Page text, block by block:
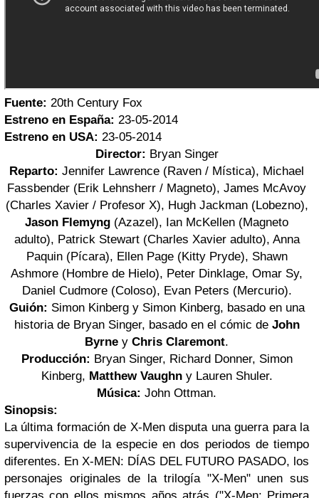
Fuente: 20th Century Fox
Estreno en España: 23-05-2014
Estreno en USA: 23-05-2014
Director: Bryan Singer
Reparto: Jennifer Lawrence (Raven / Mística), Michael
Fassbender (Erik Lehnsherr / Magneto), James McAvoy
(Charles Xavier / Profesor X), Hugh Jackman (Lobezno),
Jason Flemyng (Azazel), Ian McKellen (Magneto
adulto), Patrick Stewart (Charles Xavier adulto), Anna
Paquin (Pícara), Ellen Page (Kitty Pryde), Shawn
Ashmore (Hombre de Hielo), Peter Dinklage, Omar Sy,
Daniel Cudmore (Coloso), Evan Peters (Mercurio).
Guión: Simon Kinberg y Simon Kinberg, basado en una
historia de Bryan Singer, basado en el cómic de John
Byrne y Chris Claremont.
Producción: Bryan Singer, Richard Donner, Simon
Kinberg, Matthew Vaughny Lauren Shuler.
Música: John Ottman.
Sinopsis:
La última formación de X-Men disputa una guerra para la
supervivencia de la especie en dos periodos de tiempo
diferentes. En X-MEN: DÍAS DEL FUTURO PASADO, los
personajes originales de la trilogía "X-Men" unen sus